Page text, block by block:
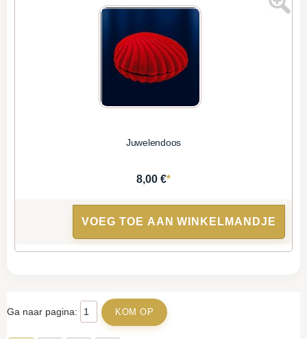
Juwelendoos
8,00 €*
VOEG TOE AAN WINKELMANDJE
Ga naar pagina: